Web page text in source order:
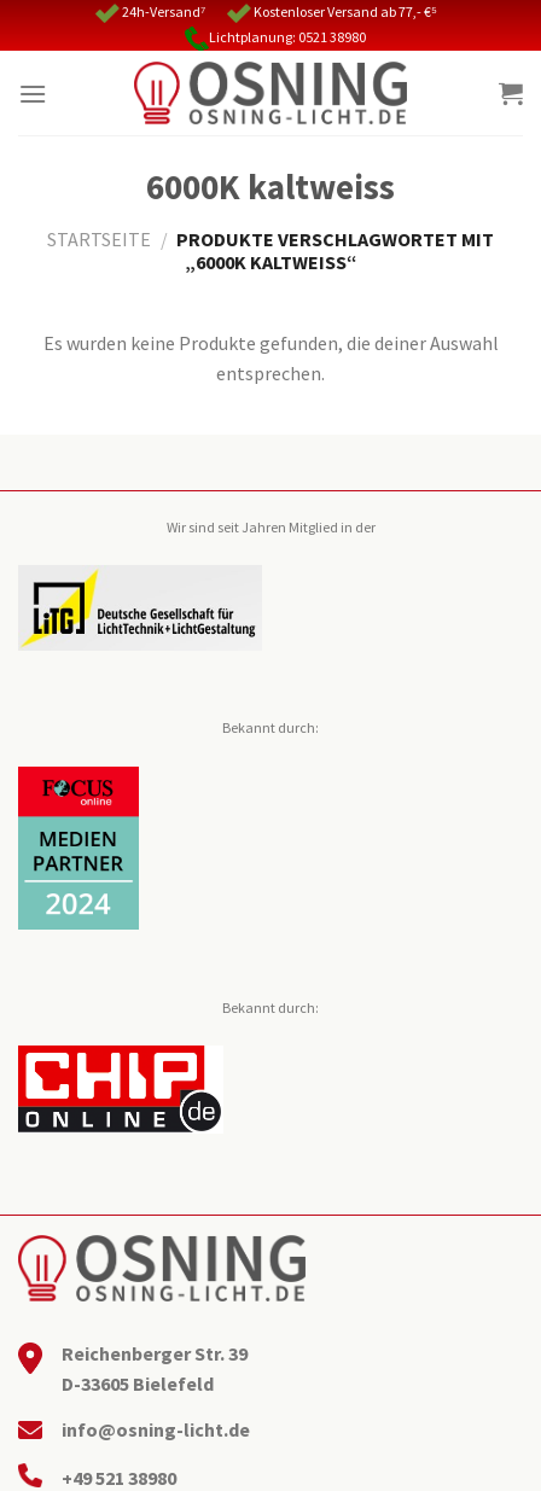
24h-Versand⁷
Kostenloser Versand ab 77,- €⁵
Lichtplanung: 0521 38980
6000K kaltweiss
STARTSEITE / PRODUKTE VERSCHLAGWORTET MIT
„6000K KALTWEISS“
Es wurden keine Produkte gefunden, die deiner Auswahl
entsprechen.
Wir sind seit Jahren Mitglied in der
Bekannt durch:
Bekannt durch:
Reichenberger Str. 39
D-33605 Bielefeld
info@osning-licht.de
+49 521 38980